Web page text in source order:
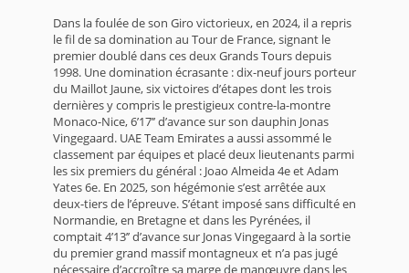
Dans la foulée de son Giro victorieux, en 2024, il a repris
le fil de sa domination au Tour de France, signant le
premier doublé dans ces deux Grands Tours depuis
1998. Une domination écrasante : dix-neuf jours porteur
du Maillot Jaune, six victoires d’étapes dont les trois
dernières y compris le prestigieux contre-la-montre
Monaco-Nice, 6’17’’ d’avance sur son dauphin Jonas
Vingegaard. UAE Team Emirates a aussi assommé le
classement par équipes et placé deux lieutenants parmi
les six premiers du général : Joao Almeida 4e et Adam
Yates 6e. En 2025, son hégémonie s’est arrêtée aux
deux-tiers de l’épreuve. S’étant imposé sans difficulté en
Normandie, en Bretagne et dans les Pyrénées, il
comptait 4’13’’ d’avance sur Jonas Vingegaard à la sortie
du premier grand massif montagneux et n’a pas jugé
nécessaire d’accroître sa marge de manœuvre dans les